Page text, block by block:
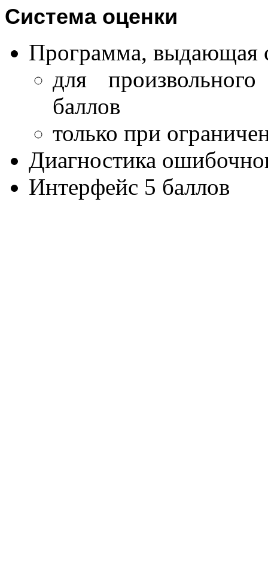
Система оценки
Программа, выдающая
для
баллов
только при
Диагностика
Интерфейс 5 баллов